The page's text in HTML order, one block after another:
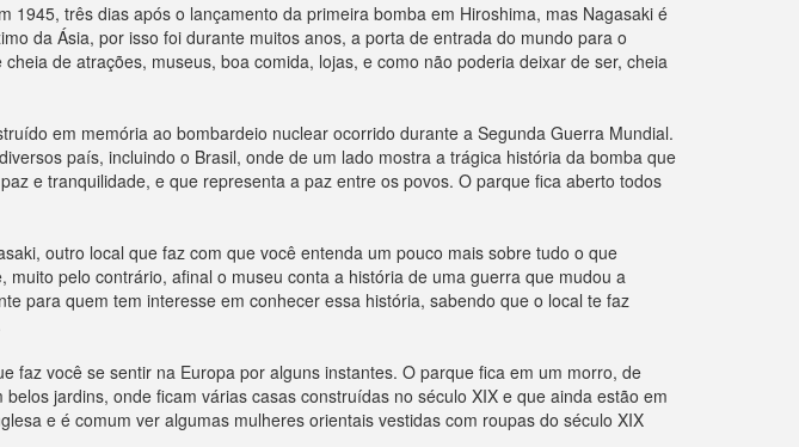
três dias após o lançamento da primeira bomba em Hiroshima, mas Nagasaki é
da Ásia, por isso foi durante muitos anos, a porta de entrada do mundo para o
de atrações, museus, boa comida, lojas, e como não poderia deixar de ser, cheia
em memória ao bombardeio nuclear ocorrido durante a Segunda Guerra Mundial.
país, incluindo o Brasil, onde de um lado mostra a trágica história da bomba que
e tranquilidade, e que representa a paz entre os povos. O parque fica aberto todos
outro local que faz com que você entenda um pouco mais sobre tudo o que
pelo contrário, afinal o museu conta a história de uma guerra que mudou a
para quem tem interesse em conhecer essa história, sabendo que o local te faz
você se sentir na Europa por alguns instantes. O parque fica em um morro, de
jardins, onde ficam várias casas construídas no século XIX e que ainda estão em
e é comum ver algumas mulheres orientais vestidas com roupas do século XIX